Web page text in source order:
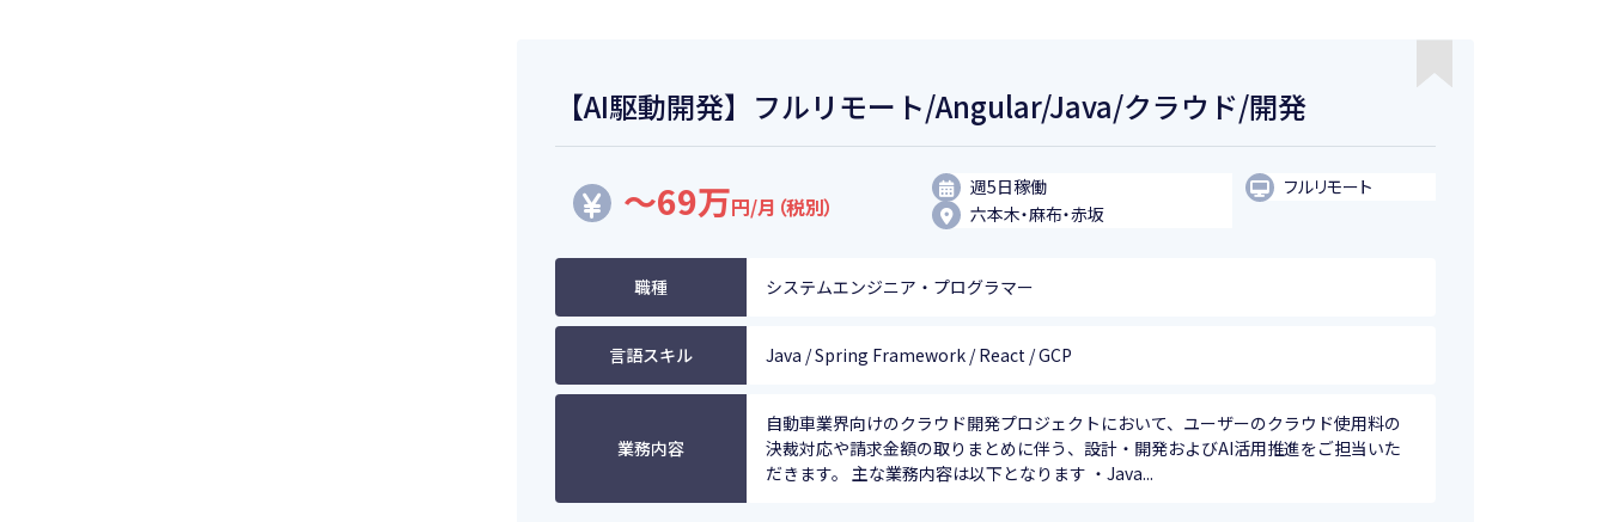
【AI駆動開発】フルリモート/Angular/Java/クラウド/開発
～69万円/月（税別）
週5日稼働
フルリモート
六本木・麻布・赤坂
職種 システムエンジニア・プログラマー
言語スキル Java / Spring Framework / React / GCP
業務内容
自動車業界向けのクラウド開発プロジェクトにおいて、ユーザーのクラウド使用料の
決裁対応や請求金額の取りまとめに伴う、設計・開発およびAI活用推進をご担当いた
だきます。 主な業務内容は以下となります ・Java...